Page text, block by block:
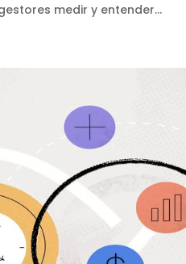
medir y entender...